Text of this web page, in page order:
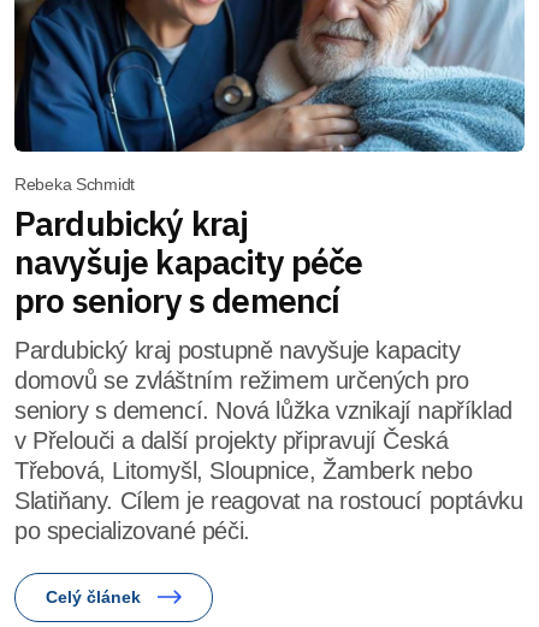
Rebeka Schmidt
Pardubický kraj
navyšuje kapacity péče
pro seniory s demencí
Pardubický kraj postupně navyšuje kapacity
domovů se zvláštním režimem určených pro
seniory s demencí. Nová lůžka vznikají například
v Přelouči a další projekty připravují Česká
Třebová, Litomyšl, Sloupnice, Žamberk nebo
Slatiňany. Cílem je reagovat na rostoucí poptávku
po specializované péči.
Celý článek